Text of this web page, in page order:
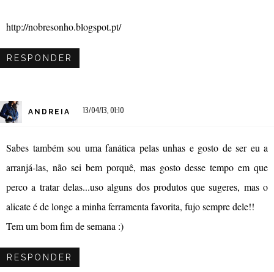
http://nobresonho.blogspot.pt/
RESPONDER
ANDREIA 13/04/13, 01:10
Sabes também sou uma fanática pelas unhas e gosto de ser eu a
arranjá-las, não sei bem porquê, mas gosto desse tempo em que
perco a tratar delas...uso alguns dos produtos que sugeres, mas o
alicate é de longe a minha ferramenta favorita, fujo sempre dele!!
Tem um bom fim de semana :)
RESPONDER